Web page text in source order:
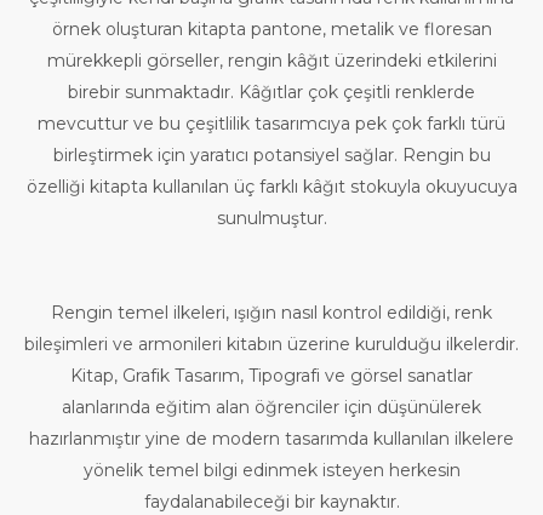
örnek oluşturan kitapta pantone, metalik ve floresan
mürekkepli görseller, rengin kâğıt üzerindeki etkilerini
birebir sunmaktadır. Kâğıtlar çok çeşitli renklerde
mevcuttur ve bu çeşitlilik tasarımcıya pek çok farklı türü
birleştirmek için yaratıcı potansiyel sağlar. Rengin bu
özelliği kitapta kullanılan üç farklı kâğıt stokuyla okuyucuya
sunulmuştur.
Rengin temel ilkeleri, ışığın nasıl kontrol edildiği, renk
bileşimleri ve armonileri kitabın üzerine kurulduğu ilkelerdir.
Kitap, Grafik Tasarım, Tipografi ve görsel sanatlar
alanlarında eğitim alan öğrenciler için düşünülerek
hazırlanmıştır yine de modern tasarımda kullanılan ilkelere
yönelik temel bilgi edinmek isteyen herkesin
faydalanabileceği bir kaynaktır.